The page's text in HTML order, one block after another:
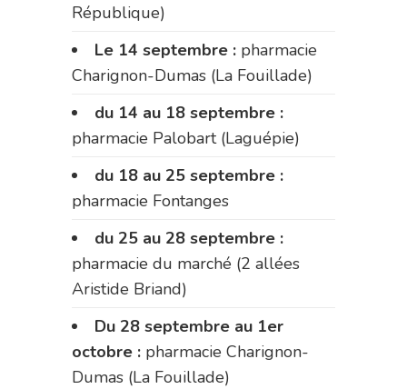
République)
Le 14 septembre : pharmacie
Charignon-Dumas (La Fouillade)
du 14 au 18 septembre :
pharmacie Palobart (Laguépie)
du 18 au 25 septembre :
pharmacie Fontanges
du 25 au 28 septembre :
pharmacie du marché (2 allées
Aristide Briand)
Du 28 septembre au 1er
octobre : pharmacie Charignon-
Dumas (La Fouillade)